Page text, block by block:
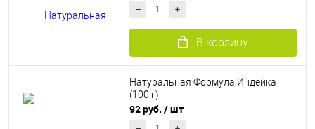
В корзину
Натуральная Формула Индейка
(100 г)
92 руб. / шт